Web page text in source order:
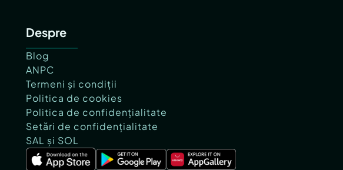
Despre
Blog
ANPC
Termeni și condiții
Politica de cookies
Politica de confidențialitate
Setări de confidențialitate
SAL și SOL